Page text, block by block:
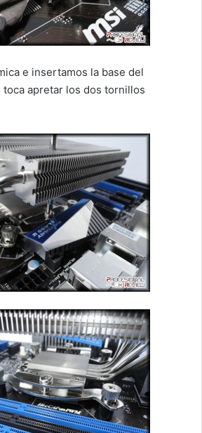
e insertamos la base del
toca apretar los dos tornillos